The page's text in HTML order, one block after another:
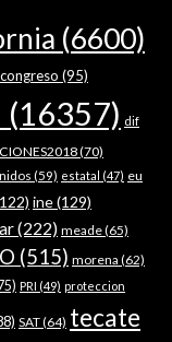
(6600)
congreso (95)
(16357) dif
(70)
(59) estatal (47) eu
ine(129)
(222) meade(65)
(515) morena (62)
PRI (49) proteccion
SAT(64) tecate